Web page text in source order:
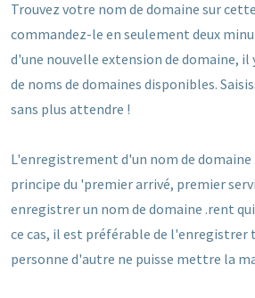
Trouvez votre nom de domaine sur
commandez-le en seulement deux
d'une nouvelle extension de domaine, il
de noms de domaines disponibles.
sans plus attendre !
L'enregistrement d'un nom de
principe du 'premier arrivé, premier
enregistrer un nom de domaine .rent
ce cas, il est préférable de l'enregistrer
personne d'autre ne puisse mettre la